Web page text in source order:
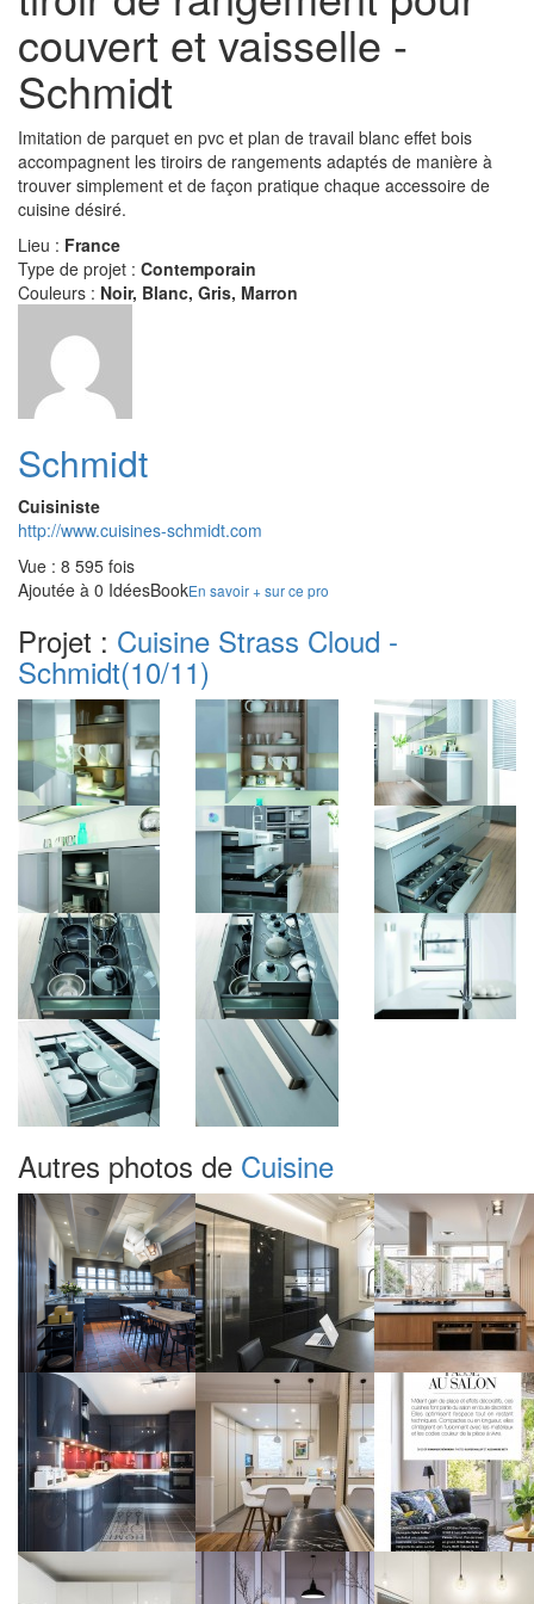
couvert et vaisselle -
Schmidt
Imitation de parquet en pvc et plan de travail blanc effet bois
accompagnent les tiroirs de rangements adaptés de manière à
trouver simplement et de façon pratique chaque accessoire de
cuisine désiré.
Lieu : France
Type de projet : Contemporain
Couleurs : Noir, Blanc, Gris, Marron
Schmidt
Cuisiniste
http://www.cuisines-schmidt.com
Vue : 8 595 fois
Ajoutée à 0 IdéesBookEn savoir + sur ce pro
Projet : Cuisine Strass Cloud -
Schmidt(10/11)
Autres photos de Cuisine